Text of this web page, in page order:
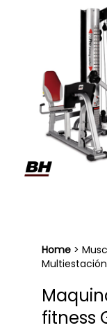
Home >
fitness